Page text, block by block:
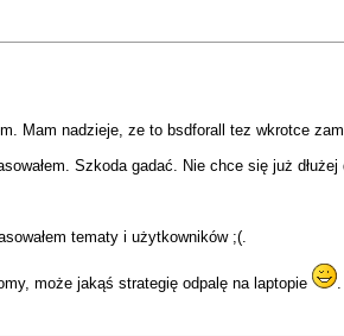
Mam nadzieje, ze to bsdforall tez wkrotce
Szkoda gadać. Nie chce się już dłużej
tematy i użytkowników ;(.
może jakąś strategię odpalę na laptopie
.